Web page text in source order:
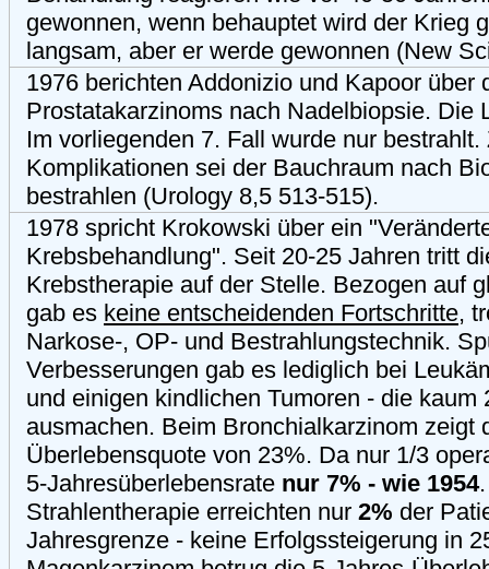
gewonnen, wenn behauptet wird der Krieg
langsam, aber er werde gewonnen (New
1976 berichten Addonizio und Kapoor über
Prostatakarzinoms nach Nadelbiopsie. Die
Im vorliegenden 7. Fall wurde nur
Komplikationen sei der Bauchraum nach
bestrahlen (Urology 8,5 513-515).
1978 spricht Krokowski über ein
Krebsbehandlung". Seit 20-25 Jahren tritt
Krebstherapie auf der Stelle. Bezogen auf
gab es keine entscheidenden Fortschritte,
Narkose-, OP- und Bestrahlungstechnik.
Verbesserungen gab es lediglich bei
und einigen kindlichen Tumoren - die kaum
ausmachen. Beim Bronchialkarzinom zeigt
Überlebensquote von 23%. Da nur 1/3
5-Jahresüberlebensrate nur 7% - wie 1954
Strahlentherapie erreichten nur 2% der
Jahresgrenze - keine Erfolgssteigerung in